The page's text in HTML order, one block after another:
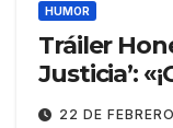
HUMOR
Tráiler
Justicia’:
22 DE